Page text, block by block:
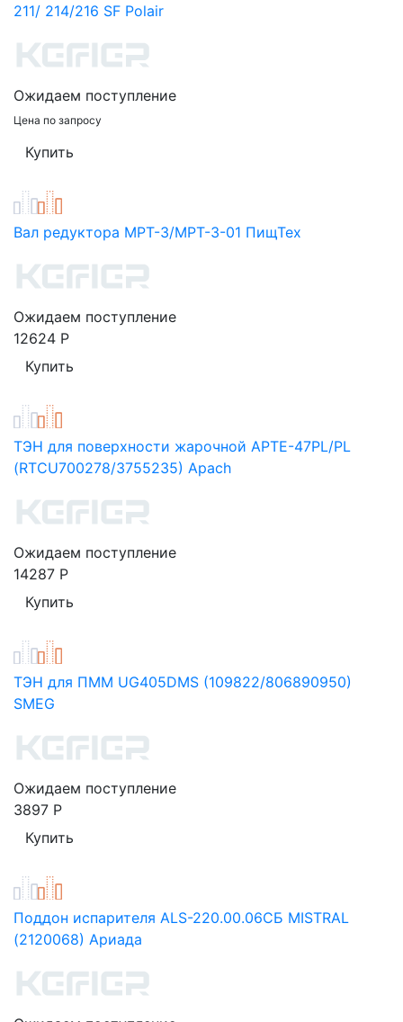
211/ 214/216 SF Polair
Ожидаем поступление
Цена по запросу
Вал редуктора МРТ-3/МРТ-3-01 ПищТех
Ожидаем поступление
12624 Р
ТЭН для поверхности жарочной APTE-47PL/PL
(RTCU700278/3755235) Apach
Ожидаем поступление
14287 Р
ТЭН для ПММ UG405DMS (109822/806890950)
SMEG
Ожидаем поступление
3897 Р
Поддон испарителя ALS-220.00.06СБ MISTRAL
(2120068) Ариада